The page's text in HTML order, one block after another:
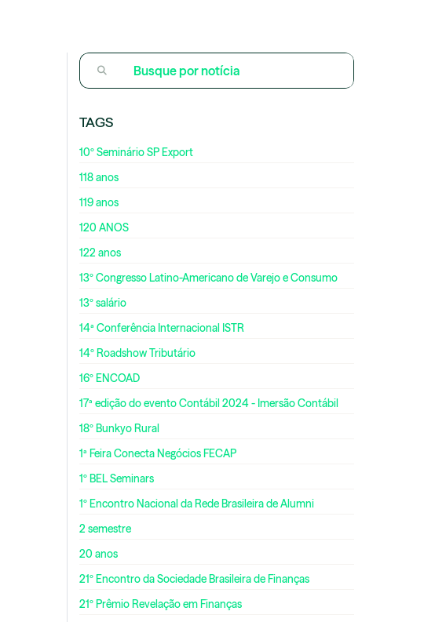
TAGS
10º Seminário SP Export
118 anos
119 anos
120 ANOS
122 anos
13º Congresso Latino-Americano de Varejo e Consumo
13º salário
14ª Conferência Internacional ISTR
14º Roadshow Tributário
16º ENCOAD
17ª edição do evento Contábil 2024 - Imersão Contábil
18º Bunkyo Rural
1ª Feira Conecta Negócios FECAP
1º BEL Seminars
1º Encontro Nacional da Rede Brasileira de Alumni
2 semestre
20 anos
21º Encontro da Sociedade Brasileira de Finanças
21º Prêmio Revelação em Finanças